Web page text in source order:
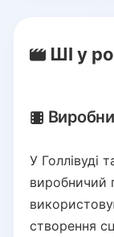
ШІ у
У Голлівуді
виробничий
створення